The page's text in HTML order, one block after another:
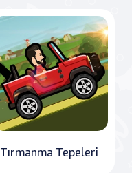
Tırmanma Tepeleri